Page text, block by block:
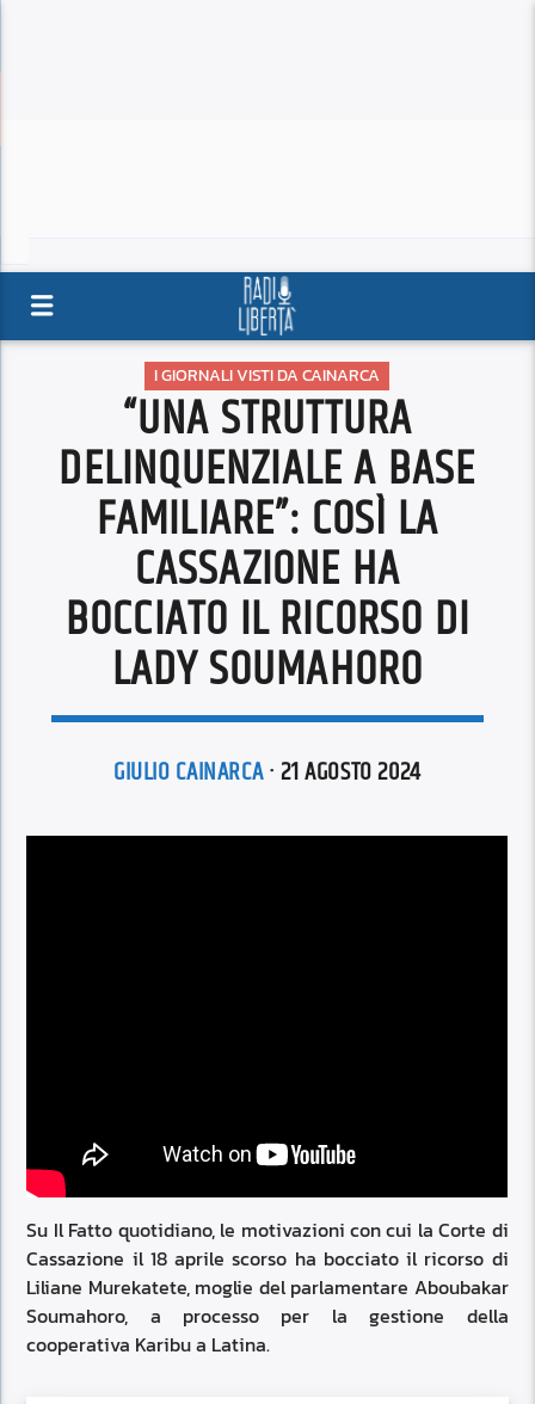
I GIORNALI VISTI DA CAINARCA
“UNA STRUTTURA
DELINQUENZIALE A BASE
FAMILIARE”: COSÌ LA
CASSAZIONE HA
BOCCIATO IL RICORSO DI
LADY SOUMAHORO
GIULIO CAINARCA· 21 AGOSTO 2024
Su Il Fatto quotidiano, le motivazioni con cui la Corte di
Cassazione il 18 aprile scorso ha bocciato il ricorso di
Liliane Murekatete, moglie del parlamentare Aboubakar
Soumahoro, a processo per la gestione della
cooperativa Karibu a Latina.